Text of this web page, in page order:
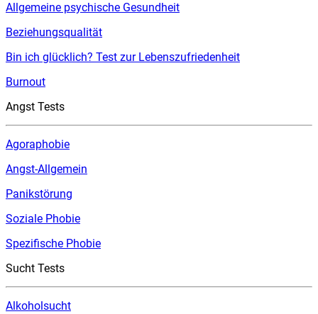
Allgemeine psychische Gesundheit
Beziehungsqualität
Bin ich glücklich? Test zur Lebenszufriedenheit
Burnout
Angst Tests
Agoraphobie
Angst-Allgemein
Panikstörung
Soziale Phobie
Spezifische Phobie
Sucht Tests
Alkoholsucht